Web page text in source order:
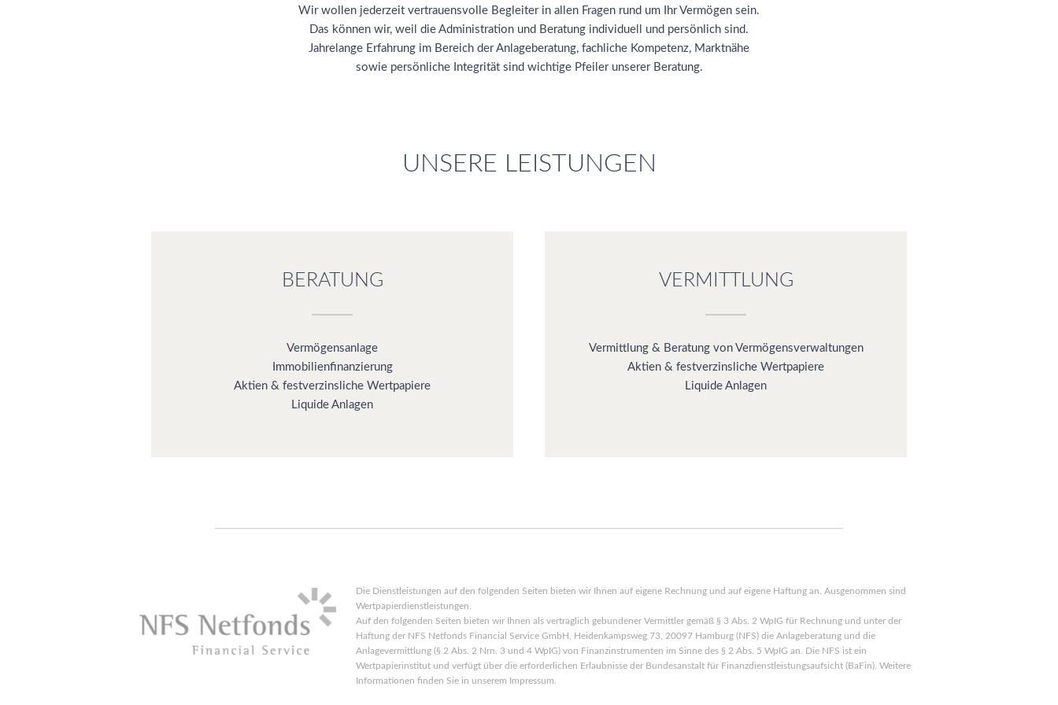
Wir wollen jederzeit vertrauensvolle Begleiter in allen Fragen rund um Ihr Vermögen sein.
Das können wir, weil die Administration und Beratung individuell und persönlich sind.
Jahrelange Erfahrung im Bereich der Anlageberatung, fachliche Kompetenz, Marktnähe
sowie persönliche Integrität sind wichtige Pfeiler unserer Beratung.
UNSERE LEISTUNGEN
BERATUNG
Vermögensanlage
Immobilienfinanzierung
Aktien & festverzinsliche Wertpapiere
Liquide Anlagen
VERMITTLUNG
Vermittlung & Beratung von Vermögensverwaltungen
Aktien & festverzinsliche Wertpapiere
Liquide Anlagen
Die Dienstleistungen auf den folgenden Seiten bieten wir Ihnen auf eigene Rechnung und auf eigene Haftung an. Ausgenommen sind
Wertpapierdienstleistungen.
Auf den folgenden Seiten bieten wir Ihnen als vertraglich gebundener Vermittler gemäß § 3 Abs. 2 WpIG für Rechnung und unter der
Haftung der NFS Netfonds Financial Service GmbH, Heidenkampsweg 73, 20097 Hamburg (NFS) die Anlageberatung und die
Anlagevermittlung (§ 2 Abs. 2 Nrn. 3 und 4 WpIG) von Finanzinstrumenten im Sinne des § 2 Abs. 5 WpIG an. Die NFS ist ein
Wertpapierinstitut und verfügt über die erforderlichen Erlaubnisse der Bundesanstalt für Finanzdienstleistungsaufsicht (BaFin). Weitere
Informationen finden Sie in unserem Impressum.